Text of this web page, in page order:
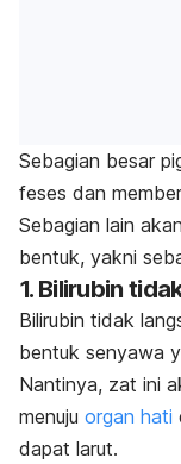
Sebagian besar
feses dan
Sebagian lain
bentuk, yakni
1. Bilirubin
Bilirubin tidak
bentuk senyawa
Nantinya, zat ini
menuju organ hati
dapat larut.